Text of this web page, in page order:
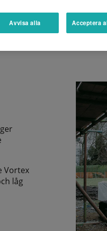
Vortex
låg
Avvisa alla Acceptera